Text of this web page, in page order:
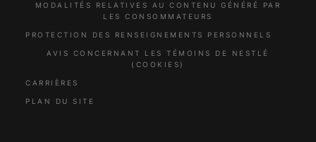
MODALITÉS RELATIVES AU CONTENU GÉNÉRÉ PAR
LES CONSOMMATEURS
PROTECTION DES RENSEIGNEMENTS PERSONNELS
AVIS CONCERNANT LES TÉMOINS DE NESTLÉ
(COOKIES)
CARRIÈRES
PLAN DU SITE